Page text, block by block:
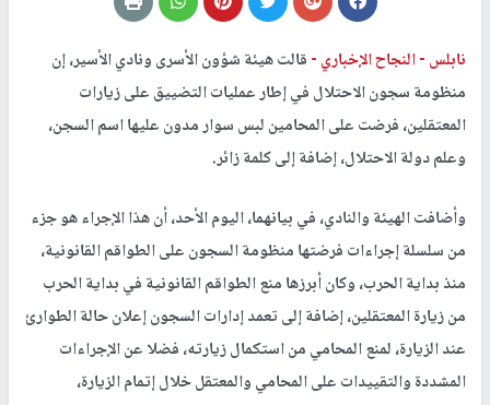
نابلس -النجاح الإخباري -قالت هيئة شؤون الأسرى ونادي الأسير، إن
منظومة سجون الاحتلال في إطار عمليات التضييق على زيارات
المعتقلين، فرضت على المحامين لبس سوار مدون عليها اسم السجن،
وعلم دولة الاحتلال، إضافة إلى كلمة زائر.
وأضافت الهيئة والنادي، في بيانهما، اليوم الأحد، أن هذا الإجراء هو جزء
من سلسلة إجراءات فرضتها منظومة السجون على الطواقم القانونية،
منذ بداية الحرب، وكان أبرزها منع الطواقم القانونية في بداية الحرب
من زيارة المعتقلين، إضافة إلى تعمد إدارات السجون إعلان حالة الطوارئ
عند الزيارة، لمنع المحامي من استكمال زيارته، فضلا عن الإجراءات
المشددة والتقييدات على المحامي والمعتقل خلال إتمام الزيارة،